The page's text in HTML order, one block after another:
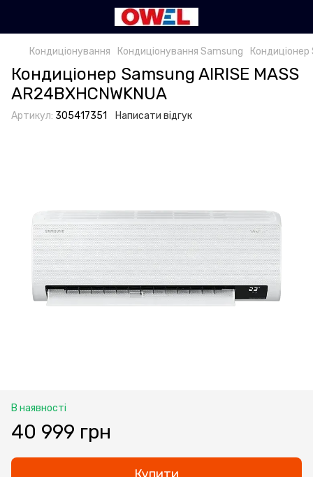
Кондиціонування Кондиціонування Samsung Кондиціонер
Кондиціонер Samsung AIRISE MASS
AR24BXHCNWKNUA
Артикул: 305417351 Написати відгук
В наявності
40 999 грн
Купити